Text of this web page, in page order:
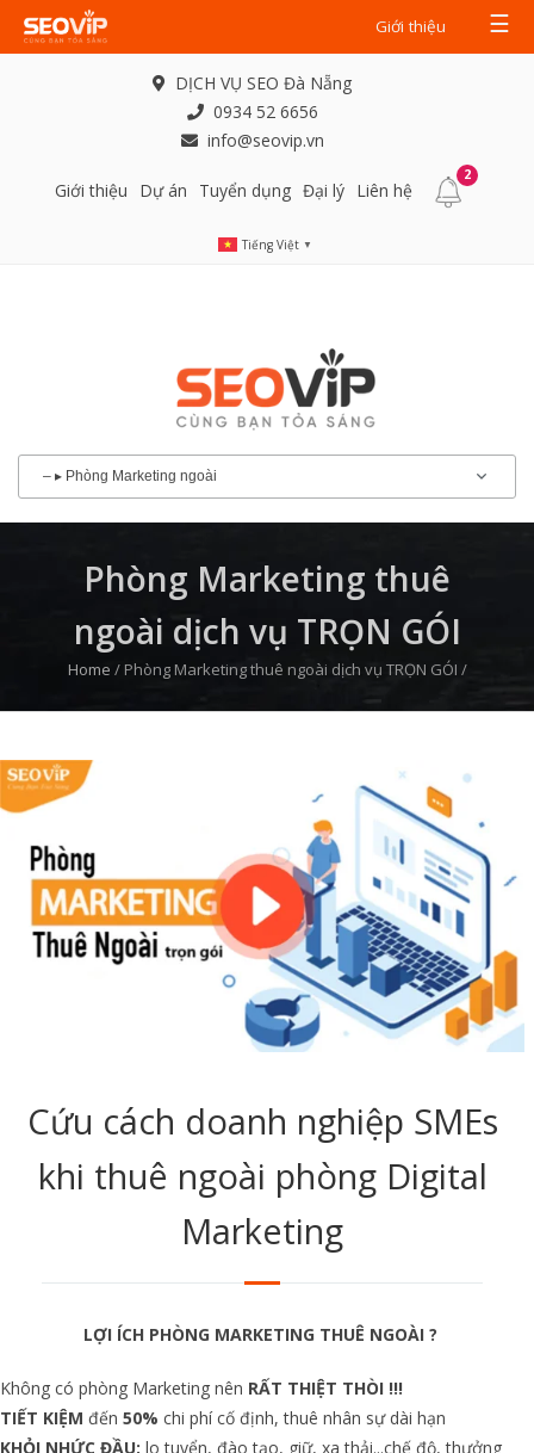
Giới thiệu ☰
DỊCH VỤ SEO Đà Nẵng
0934 52 6656
info@seovip.vn
Giới thiệu Dự án Tuyển dụng Đại lý Liên hệ
2
Tiếng Việt ▼
Phòng Marketing thuê
ngoài dịch vụ TRỌN GÓI
Home / Phòng Marketing thuê ngoài dịch vụ TRỌN GÓI /
Cứu cách doanh nghiệp SMEs
khi thuê ngoài phòng Digital
Marketing
LỢI ÍCH PHÒNG MARKETING THUÊ NGOÀI ?
Không có phòng Marketing nên RẤT THIỆT THÒI !!!
TIẾT KIỆM đến 50% chi phí cố định, thuê nhân sự dài hạn
KHỎI NHỨC ĐẦU: lo tuyển, đào tạo, giữ, xa thải...chế độ, thưởng